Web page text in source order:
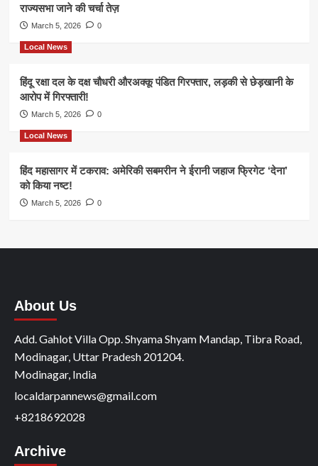
राज्यसभा जाने की चर्चा तेज़
March 5, 2026 0
Local News
हिंदू रक्षा दल के दक्ष चौधरी औरअक्कू पंडित गिरफ्तार, लड़की से छेड़खानी के
आरोप में गिरफ्तारी!
March 5, 2026 0
Local News
हिंद महासागर में टकराव: अमेरिकी सबमरीन ने ईरानी जहाज फ्रिगेट ‘देना’
को किया नष्ट!
March 5, 2026 0
About Us
Add. Gahlot Villa Opp. Shyama Shyam Mandap, Tibra Road,
Modinagar, Uttar Pradesh 201204.
Modinagar, India
localdarpannews@gmail.com
+8218692028
Archive